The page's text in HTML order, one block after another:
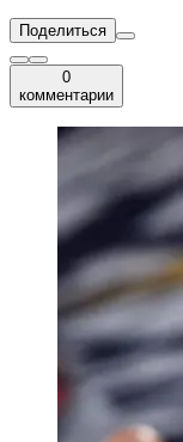
Поделиться
0
комментарии